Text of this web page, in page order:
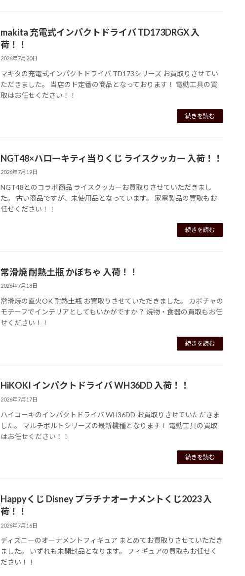
makita 充電式インパクトドライバ TD173DRGX 入
荷！！
2026年7月20日
マキタの充電式インパクトドライバ TD173シリーズ お買取りさせてい
ただきました。 当店のド定番の商品となっております！ 電動工具の買
取はお任せください！！
続きを読む
NGT48×ハローキティ当りくじ ライスクッカー 入荷！！
2026年7月19日
NGT48とのコラボ商品 ライスクッカーお買取りさせていただきまし
た。 古い商品ですが、未使用品となっています。 家電製品の買取もお
任せください！！
続きを読む
常滑焼 耐熱土瓶 かぼちゃ 入荷！！
2026年7月18日
常滑焼の直火OK 耐熱土瓶 お買取りさせていただきました。 カボチャの
モチーフでインテリアとしてもいかがですか？ 焼物・食器の買取もお任
せください！！
続きを読む
HiKOKI インパクトドライバ WH36DD 入荷！！
2026年7月17日
ハイコーキのインパクトドライバ WH36DD お買取りさせていただきま
した。 マルチボルトシリーズの最新機種となります！ 電動工具の買取
はお任せください！！
続きを読む
Happyくじ Disney プラチナオーナメントくじ2023 入
荷！！
2026年7月16日
ディズニーのオーナメントフィギュア まとめてお買取りさせていただき
ました。 いずれも未開封品となります。 フィギュアの買取もお任せく
ださい！！